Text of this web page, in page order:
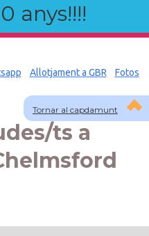
anys!!!!
Tornar al capdamunt
Allotjament a GBR Fotos
ts a